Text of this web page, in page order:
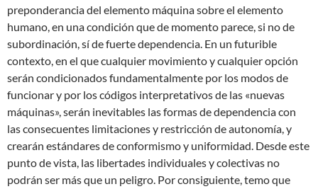
preponderancia del elemento máquina sobre el elemento
humano, en una condición que de momento parece, si no de
subordinación, sí de fuerte dependencia. En un futurible
contexto, en el que cualquier movimiento y cualquier opción
serán condicionados fundamentalmente por los modos de
funcionar y por los códigos interpretativos de las «nuevas
máquinas», serán inevitables las formas de dependencia con
las consecuentes limitaciones y restricción de autonomía, y
crearán estándares de conformismo y uniformidad. Desde este
punto de vista, las libertades individuales y colectivas no
podrán ser más que un peligro. Por consiguiente, temo que